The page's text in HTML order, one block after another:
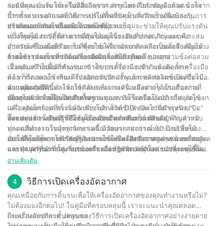
ระดับและมั่นคง และไม่มีสิ่งกีดขวางการไหลเวียนของอากาศ นอกจาก
นี้การระบายอากาศที่เหมาะสมในพื้นที่ยังเป็นสิ่งจำเป็นเพื่อป้องกันการ
สะสมของก๊าซคาร์บอนมอนอกไซด์
ก่อนที่คุณจะเริ่มใช้เครื่องอัดอากาศ Jinyuan สิ่งสำคัญคือต้องเข้าใจ
การตั้งค่าแรงดันและวิธีการปรับตัวควบคุม เกจวัดแรงดันจะระบุ
ปริมาณแรงดันในถังลม ในขณะที่ปุ่มควบคุมจะช่วยให้คุณปรับแรงดัน
เอาท์พุตได้ การตั้งค่าความดันให้อยู่ในระดับที่ปลอดภัยและเหมาะสม
สำหรับเครื่องมือหรืองานที่คุณใช้เครื่องอัดอากาศถือเป็นสิ่งสำคัญอย่าง
ยิ่งต่อการทำงานที่ปลอดภัยและมีประสิทธิภาพ
การติดและถอดเครื่องมือด้วยข้อต่อสวมเร็ว
หนึ่งในคุณสมบัติที่สะดวกที่สุดของเครื่องอัดอากาศ Jinyuan คือ
อุปกรณ์เชื่อมต่อที่รวดเร็ว ซึ่งช่วยให้สามารถติดและถอดเครื่องมือได้
ง่ายและรวดเร็ว หากต้องการติดเครื่องมือ เพียงดึงปลอกสวมข้อต่อสวม
เร็วกลับเข้าไปแล้วดันท่ออากาศของเครื่องมือเข้ากับข้อต่อ หาก
ต้องการถอดออก เพียงดึงปลอกกลับอีกครั้งแล้วถอดท่อลมของเครื่องมือ
ออก คุณสมบัตินี้ทำให้การสลับระหว่างเครื่องมือต่างๆ เป็นเรื่องง่าย
อย่างไม่น่าเชื่อโดยไม่เสียเวลา
การใช้งานและการปิดเครื่องอัดอากาศ Jinyuan ของคุณ
เมื่อคุณเตรียมพื้นที่ทำงาน เข้าใจการตั้งค่าแรงดัน และติดตั้งเครื่องมือ
แล้ว ก็ถึงเวลาใช้งานเครื่องอัดอากาศ Jinyuan พลิกสวิตช์เปิด/ปิดไปที่
ตำแหน่ง "เปิด" และรอให้ถังลมเพิ่มแรงดัน หลังจากได้แรงดันตามที่
ต้องการแล้ว เครื่องอัดอากาศของคุณจะปิดโดยอัตโนมัติ เมื่อคุณใช้
เครื่องอัดอากาศเสร็จแล้ว เพียงพลิกสวิตช์เปิด/ปิดไปที่ตำแหน่ง "ปิด"
และปล่อยแรงดันที่เหลืออยู่โดยการดึงแหวนวาล์วนิรภัย
ความคิดสุดท้าย
เมื่อคุณทำความคุ้นเคยกับพื้นฐานของการใช้เครื่องอัดอากาศ Jinyuan
แล้ว คุณก็พร้อมที่จะเริ่มจัดการโปรเจ็กต์ DIY และงานบำรุงรักษา
ทั้งหมดแล้ว โปรดจำไว้เสมอว่าต้องจัดลำดับความสำคัญด้านความ
ปลอดภัยและการบำรุงรักษาเครื่องอัดอากาศอย่างเหมาะสมเพื่อให้
มั่นใจถึงอายุการใช้งานที่ยาวนานและประสิทธิภาพสูงสุด ด้วยการดูแล
และบำรุงรักษาที่เหมาะสม เครื่องอัดอากาศ Jinyuan ของคุณจะยังคง
ให้บริการคุณได้ดีต่อไปอีกหลายปีข้างหน้า
โดยสรุป การเรียนรู้วิธีใช้เครื่องอัดอากาศถือเป็นทักษะสำคัญสำหรับ
ทุกคนที่ทำงานในอุตสาหกรรมนี้ ด้วยประสบการณ์ 30 ปี บริษัทของ
เราเข้าใจถึงความสำคัญของการใช้เครื่องอัดอากาศอย่างเหมาะสม
และคุณค่าที่นำมาสู่งานของเรา เมื่อปฏิบัติตามคำแนะนำที่ระบุไว้ใน
บทความนี้ คุณสามารถใช้งานเครื่องอัดอากาศได้อย่างมั่นใจและเพิ่ม
ใหม่ การใช้เวลาทำความเข้าใจการทำงานของเครื่องอัดอากาศจะเป็น
ประโยชน์ต่องานและประสิทธิภาพการทำงานของคุณอย่างไม่ต้อง
สงสัย ดังนั้น อย่าลังเลที่จะนำความรู้ที่ค้นพบใหม่ไปปฏิบัติและใช้
ประโยชน์จากเครื่องอัดอากาศให้เกิดประโยชน์สูงสุด
อย่างที่คุณเห็น การเรียนรู้ศิลปะการใช้เครื่องอัดอากาศ เช่น เครื่องอัด
อากาศ Jinyuan นั้นเกี่ยวข้องกับการทำความเข้าใจส่วนประกอบพื้น
ฐานของเครื่อง การเตรียมพื้นที่ทำงานที่ปลอดภัย การปรับการตั้ง
คู่มือที่ครอบคลุมนี้ คุณจะสามารถใช้เครื่องอัดอากาศเพื่อจ่ายไฟให้กับ
เครื่องมือและเติมลมยางได้อย่างมั่นใจ ไม่ว่าคุณจะเป็นมือใหม่หรือมือ
อาชีพมากประสบการณ์ก็ตาม อย่าลืมจัดลำดับความสำคัญด้านความ
ปลอดภัยและการบำรุงรักษาเพื่อให้มั่นใจว่าเครื่องอัดอากาศของคุณ
มีอายุการใช้งานยาวนานและประสิทธิภาพสูงสุด โดยการปฏิบัติตาม
อ่านเพิ่มเติม
4 วิธีการเปิดเครื่องอัดอากาศ
คุณเหนื่อยกับการดิ้นรนเพื่อให้เครื่องอัดอากาศของคุณทำงานหรือไม่?
ไม่ต้องมองอีกต่อไป! ในคู่มือที่ครอบคลุมนี้ เราจะแนะนำคุณตลอด
กระบวนการทีละขั้นตอนของวิธีการเปิดเครื่องอัดอากาศอย่างง่ายดาย
ถึงเครื่องอัดอากาศ Jinyuan